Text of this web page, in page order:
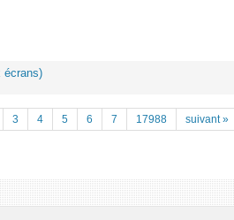
écrans)
3 4 5 6 7 17988 suivant »